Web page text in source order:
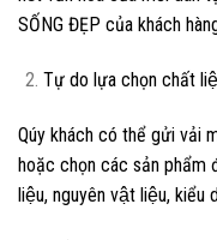
SỐNG ĐẸP của khách
Tự do lựa chọn chất
Qúy khách có thể gửi vải
hoặc chọn các sản phẩm
liệu, nguyên vật liệu, kiểu